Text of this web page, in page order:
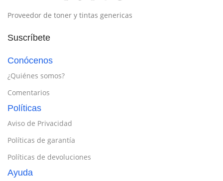
Proveedor de toner y tintas genericas
Suscríbete
Conócenos
¿Quiénes somos?
Comentarios
Políticas
Aviso de Privacidad
Políticas de garantía
Políticas de devoluciones
Ayuda